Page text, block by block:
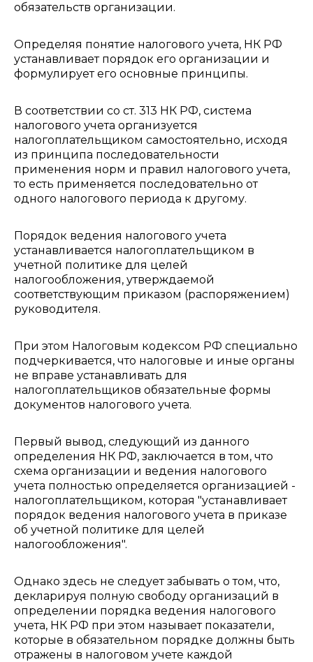
обязательств организации.
Определяя понятие налогового учета, НК РФ
устанавливает порядок его организации и
формулирует его основные принципы.
В соответствии со ст. 313 НК РФ, система
налогового учета организуется
налогоплательщиком самостоятельно, исходя
из принципа последовательности
применения норм и правил налогового учета,
то есть применяется последовательно от
одного налогового периода к другому.
Порядок ведения налогового учета
устанавливается налогоплательщиком в
учетной политике для целей
налогообложения, утверждаемой
соответствующим приказом (распоряжением)
руководителя.
При этом Налоговым кодексом РФ специально
подчеркивается, что налоговые и иные органы
не вправе устанавливать для
налогоплательщиков обязательные формы
документов налогового учета.
Первый вывод, следующий из данного
определения НК РФ, заключается в том, что
схема организации и ведения налогового
учета полностью определяется организацией -
налогоплательщиком, которая "устанавливает
порядок ведения налогового учета в приказе
об учетной политике для целей
налогообложения".
Однако здесь не следует забывать о том, что,
декларируя полную свободу организаций в
определении порядка ведения налогового
учета, НК РФ при этом называет показатели,
которые в обязательном порядке должны быть
отражены в налоговом учете каждой